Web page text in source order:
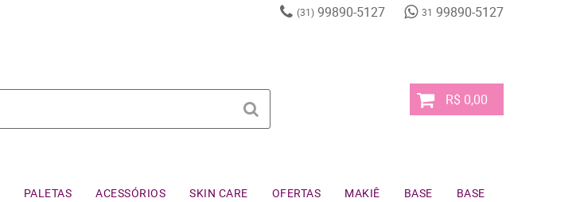
(31)99890-5127 31 99890-5127
R$ 0,00
PALETAS ACESSÓRIOS SKIN CARE OFERTAS MAKIÊ BASE BASE